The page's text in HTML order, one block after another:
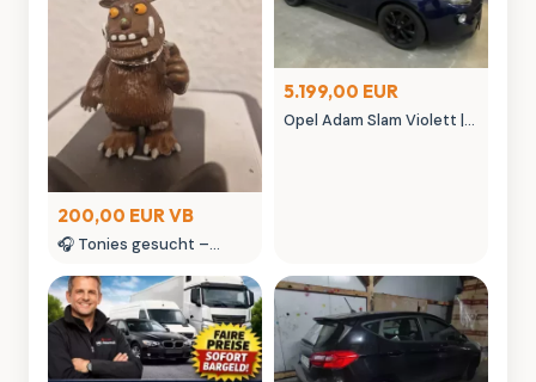
200,00 EUR VB
🎧 Tonies gesucht –
seltene Tonies
Sammlerstücke
5.199,00 EUR
Opel Adam Slam Violett |